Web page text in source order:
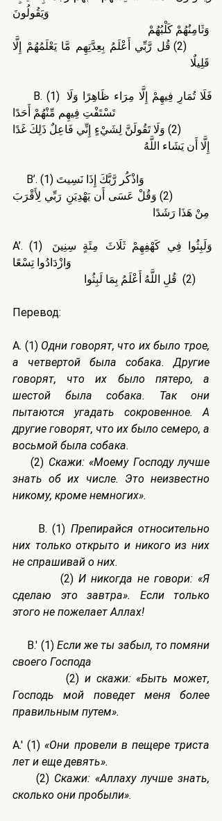
وَيَقُولُونَ
وَثَامِنُهُمْ كَلْبُهُمْ
قَلِيلٌا
تَسْتَفْتِ فِيهِم مِّنْهُمْ أَحَدًا
إِلَّا أَن يَشَاء اللَّهُ
     B’. (1) وَاذْكُر رَّبَّكَ إِذَا نَسِيتَ
مِنْ هَذَا رَشَدًا
A’. (1) وَلَبِثُوا فِي كَهْفِهِمْ ثَلَاثَ مِئَةٍ سِنِينَ
وَازْدَادُوا تِسْعًا
Перевод:
A. (1) Одни говорят, что их было трое,
а четвертой была собака. Другие
говорят, что их было пятеро, а
шестой была собака. Так они
пытаются угадать сокровенное. А
другие говорят, что их было семеро, а
восьмой была собака.
    (2)
Скажи: «Моему Господу лучше
знать об их числе. Это неизвестно
никому, кроме немногих».
     B. (1)
Препирайся относительно
них только открыто и никого из них
не спрашивай о них.
          (2)
И никогда не говори: «Я
сделаю это завтра». Если только
этого не пожелает Аллах!
     B.' (1)
Если же ты забыл, то помяни
своего Господа
          (2)
и скажи: «Быть может,
Господь мой поведет меня более
правильным путем».
A.' (1) «Они провели в пещере триста
лет и еще девять».
     (2)
Скажи: «Аллаху лучше знать,
сколько они пробыли».